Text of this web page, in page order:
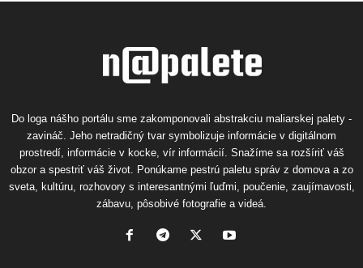
Do loga nášho portálu sme zakomponovali abstrakciu maliarskej palety -
zavináč. Jeho netradičný tvar symbolizuje informácie v digitálnom
prostredí, informácie v kocke, vír informácií. Snažíme sa rozšíriť váš
obzor a spestriť váš život. Ponúkame pestrú paletu správ z domova a zo
sveta, kultúru, rozhovory s interesantnými ľuďmi, poučenie, zaujímavosti,
zábavu, pôsobivé fotografie a videá.